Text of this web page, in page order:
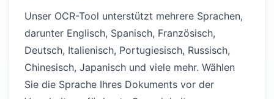
Unser OCR-Tool unterstützt mehrere Sprachen,
darunter Englisch, Spanisch, Französisch,
Deutsch, Italienisch, Portugiesisch, Russisch,
Chinesisch, Japanisch und viele mehr. Wählen
Sie die Sprache Ihres Dokuments vor der